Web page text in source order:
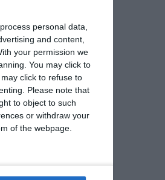
personal data,
and content,
your permission we
You may click to
click to refuse to
Please note that
to object to such
or withdraw your
of the webpage.